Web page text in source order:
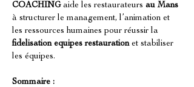
COACHING aide les restaurateurs au Mans
à structurer le management, l’animation et
les ressources humaines pour réussir la
fidelisation equipes restauration et stabiliser
les équipes.
Sommaire :